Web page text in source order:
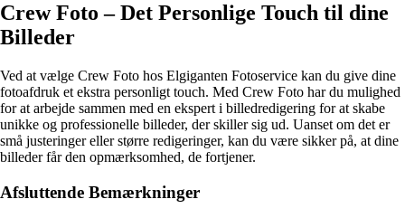
Crew Foto – Det Personlige Touch til dine
Billeder
Ved at vælge Crew Foto hos Elgiganten Fotoservice kan du give dine
fotoafdruk et ekstra personligt touch. Med Crew Foto har du mulighed
for at arbejde sammen med en ekspert i billedredigering for at skabe
unikke og professionelle billeder, der skiller sig ud. Uanset om det er
små justeringer eller større redigeringer, kan du være sikker på, at dine
billeder får den opmærksomhed, de fortjener.
Afsluttende Bemærkninger